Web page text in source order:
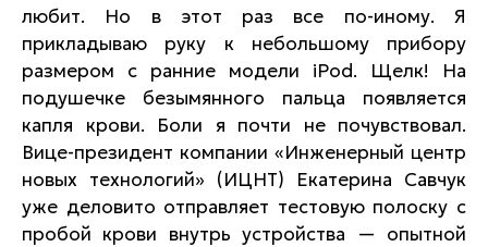
любит. Но в этот раз все по-иному. Я
прикладываю руку к небольшому прибору
размером с ранние модели iPod. Щелк! На
подушечке безымянного пальца появляется
капля крови. Боли я почти не почувствовал.
Вице-президент компании «Инженерный центр
новых технологий» (ИЦНТ) Екатерина Савчук
уже деловито отправляет тестовую полоску с
пробой крови внутрь устройства — опытной